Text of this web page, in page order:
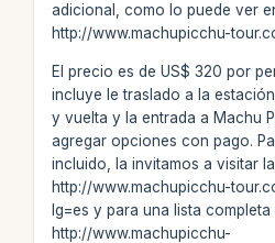
adicional, como lo puede ver
http://www.machupicchu-
El precio es de US$ 320 por
incluye le traslado a la
y vuelta y la entrada a Machu
agregar opciones con pago.
incluido, la invitamos a visitar
http://www.machupicchu-
lg=es y para una lista completa
http://www.machupicchu-